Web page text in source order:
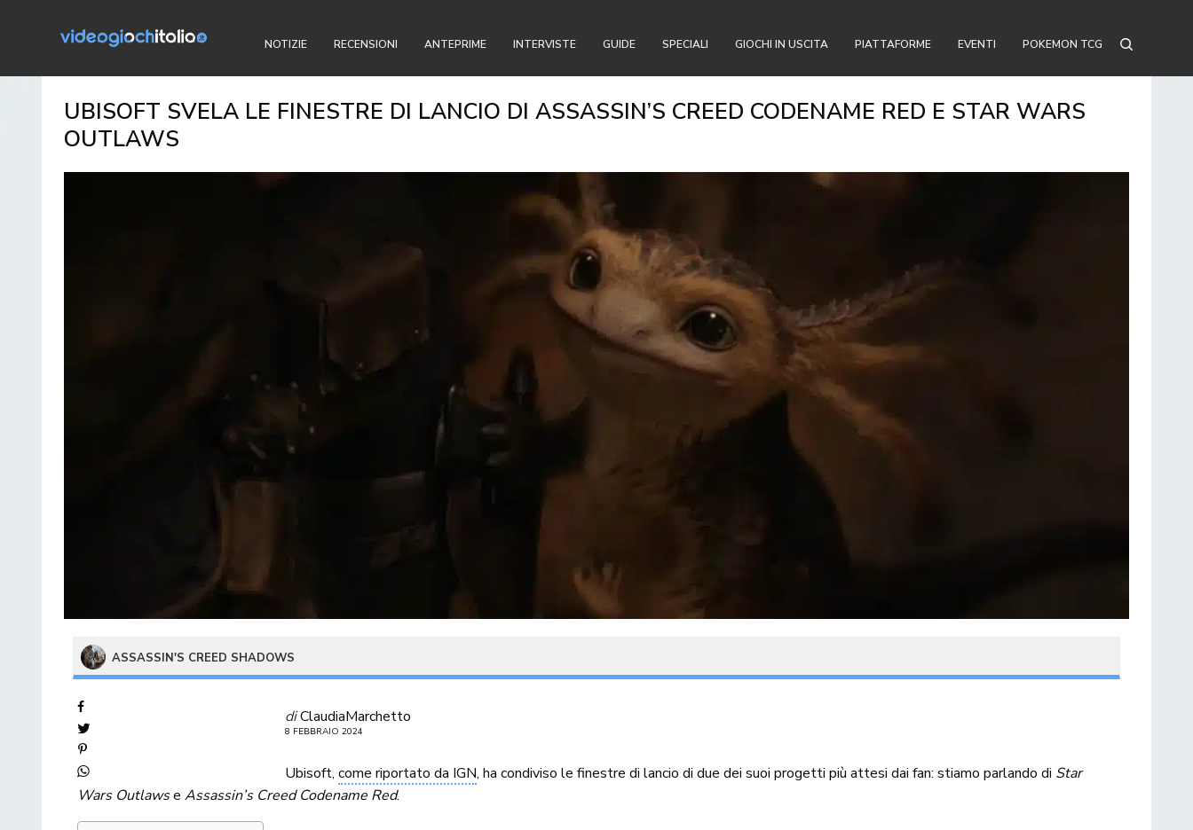
NOTIZIE RECENSIONI ANTEPRIME INTERVISTE GUIDE SPECIALI GIOCHI IN USCITA PIATTAFORME EVENTI POKEMON TCG
UBISOFT SVELA LE FINESTRE DI LANCIO DI ASSASSIN’S CREED CODENAME RED E STAR WARS
OUTLAWS
ASSASSIN'S CREED SHADOWS
diClaudiaMarchetto
8 FEBBRAIO 2024
Ubisoft,come riportato da IGN, ha condiviso le finestre di lancio di due dei suoi progetti più attesi dai fan: stiamo parlando di Star
Wars OutlawseAssassin’s Creed Codename Red.